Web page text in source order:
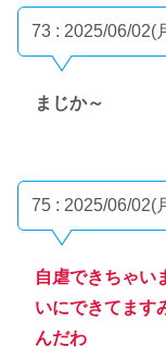
73 : 2025/06/02(
まじか～
75 : 2025/06/02(
自虐できちゃい
いにできてます
んだわ